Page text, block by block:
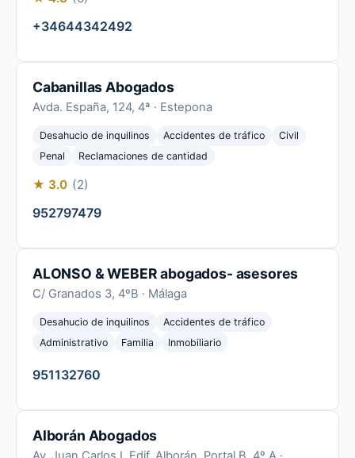
+34644342492
Cabanillas Abogados
Avda. España, 124, 4ª · Estepona
Desahucio de inquilinos Accidentes de tráfico
Civil
Penal
Reclamaciones de cantidad
★ 3.0 (2)
952797479
ALONSO & WEBER abogados- asesores
C/ Granados 3, 4ºB · Málaga
Desahucio de inquilinos
Accidentes de tráfico
Administrativo
Familia Inmobiliario
951132760
Alborán Abogados